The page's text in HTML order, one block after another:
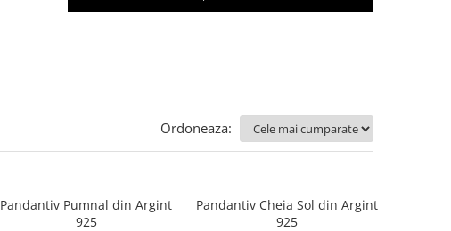
Ordoneaza:
Pandantiv Pumnal din Argint
925
Pandantiv Cheia Sol din Argint
925